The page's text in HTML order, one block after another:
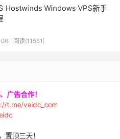
Hostwinds Windows VPS新手
阅读(11551)
广告合作！
t.me/veidc_com
置顶三天！